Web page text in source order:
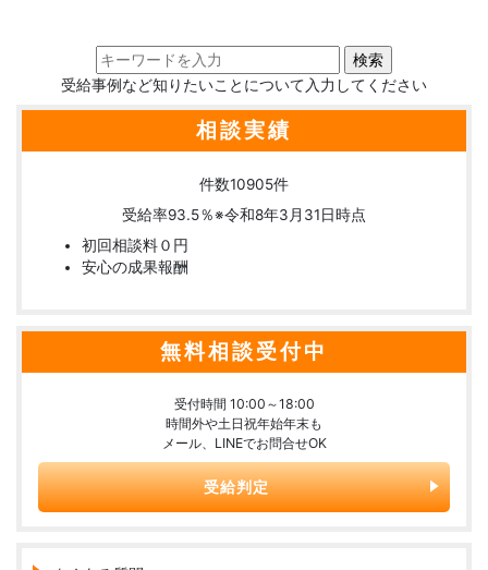
受給事例など知りたいことについて入力してください
相談実績
件数10905件
受給率93.5％※令和8年3月31日時点
初回相談料０円
安心の成果報酬
無料相談受付中
受付時間 10:00～18:00
時間外や土日祝年始年末も
メール、LINEでお問合せOK
受給判定